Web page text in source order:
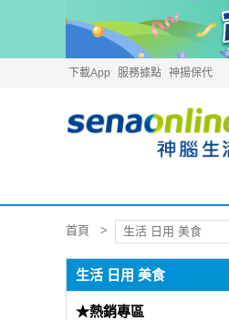
下載App 服務據點 神揚保代
首頁 生活 日用 美食
生活 日用 美食
★熱銷專區